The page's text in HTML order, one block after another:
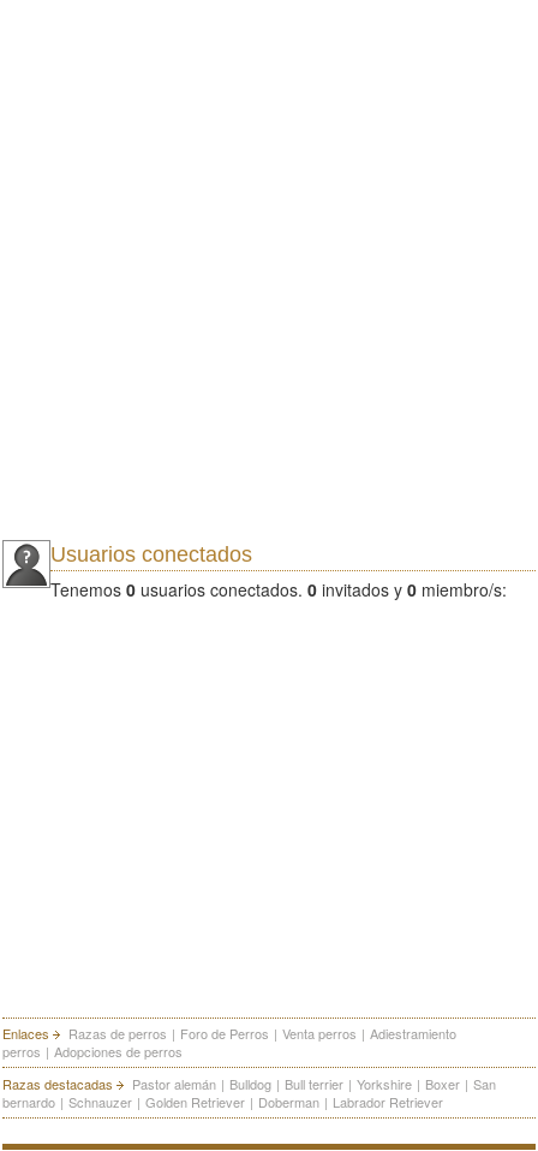
Usuarios conectados
Tenemos 0 usuarios conectados. 0 invitados y 0 miembro/s:
Enlaces Razas de perros | Foro de Perros | Venta perros | Adiestramiento
perros | Adopciones de perros
Razas destacadas
Pastor alemán | Bulldog | Bull terrier | Yorkshire | Boxer | San
bernardo | Schnauzer | Golden Retriever | Doberman | Labrador Retriever